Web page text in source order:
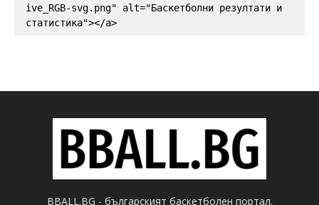
ive_RGB-svg.png" alt="Баскетболни резултати и
статистика"></a>
BBALL.BG - българският баскетболен портал.